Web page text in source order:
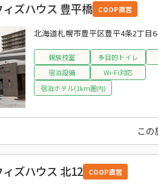
ズハウス 豊平橋 COOP直営
北海道札幌市豊平区豊平4条2丁目
親族控室 多目的トイレ
宿泊設備
Wi-Fi対応
宿泊ホテル(1km圏内)
こ
ズハウス 北12 COOP直営